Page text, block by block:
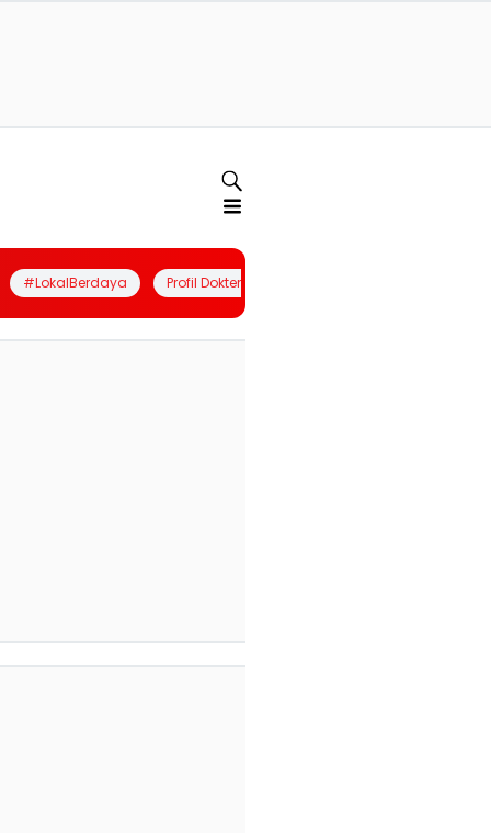
#LokalBerdaya Profil Dokter